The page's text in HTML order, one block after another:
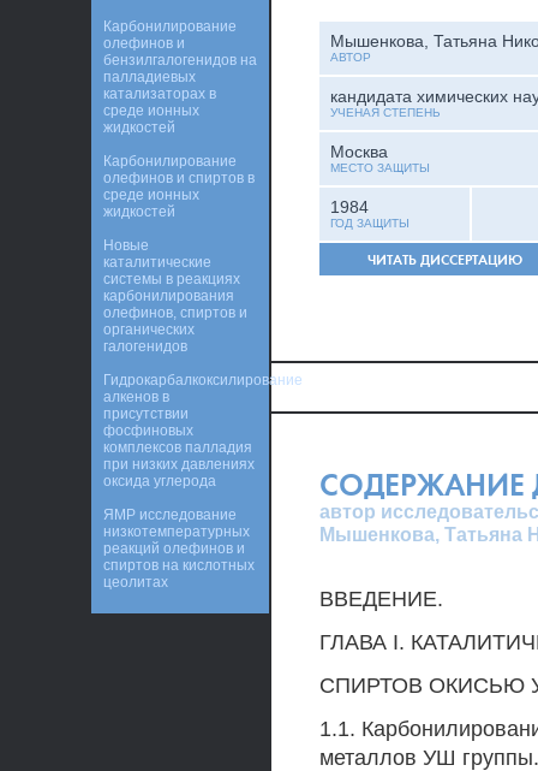
Мышенкова, Татьяна
АВТОР
кандидата химических
УЧЕНАЯ СТЕПЕНЬ
Москва
МЕСТО ЗАЩИТЫ
1984
ГОД ЗАЩИТЫ
ЧИТАТЬ ДИССЕРТАЦИЮ
СОДЕРЖАНИЕ
автор
Мышенкова, Татьяна
ВВЕДЕНИЕ.
ГЛАВА I.
СПИРТОВ ОКИСЬЮ
1.1.
металлов УШ группы.
Карбонилирование
олефинов и
бензилгалогенидов на
палладиевых
катализаторах в
среде ионных
жидкостей
Карбонилирование
олефинов и спиртов в
среде ионных
жидкостей
Новые
каталитические
системы в реакциях
карбонилирования
олефинов, спиртов и
органических
галогенидов
Гидрокарбалкоксилирование
алкенов в
присутствии
фосфиновых
комплексов палладия
при низких давлениях
оксида углерода
ЯМР исследование
низкотемпературных
реакций олефинов и
спиртов на кислотных
цеолитах